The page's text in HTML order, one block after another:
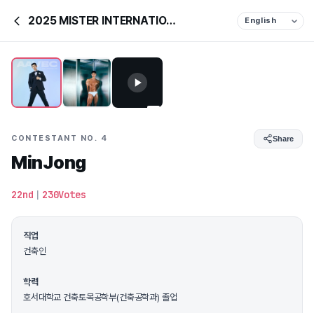
2025 MISTER INTERNATIONAL KOREA
CONTESTANT NO. 4 Share
MinJong
22nd | 230Votes
직업
건축인
학력
호서대학교 건축토목공학부(건축공학과) 졸업